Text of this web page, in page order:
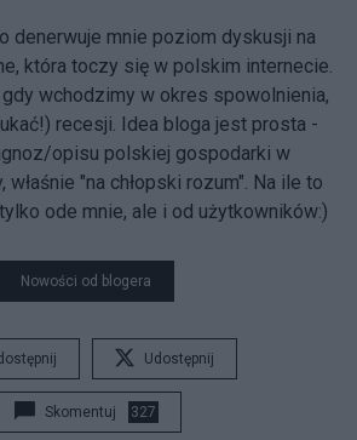
denerwuje mnie poziom dyskusji na
która toczy się w polskim internecie.
wchodzimy w okres spowolnienia,
recesji. Idea bloga jest prosta -
opisu polskiej gospodarki w
"na chłopski rozum". Na ile to
ode mnie, ale i od użytkowników:)
Nowości od blogera
Udostępnij
Skomentuj 327